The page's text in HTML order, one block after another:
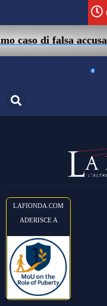
falsa accusa di
LAFIONDA.COM
ADERISCE A